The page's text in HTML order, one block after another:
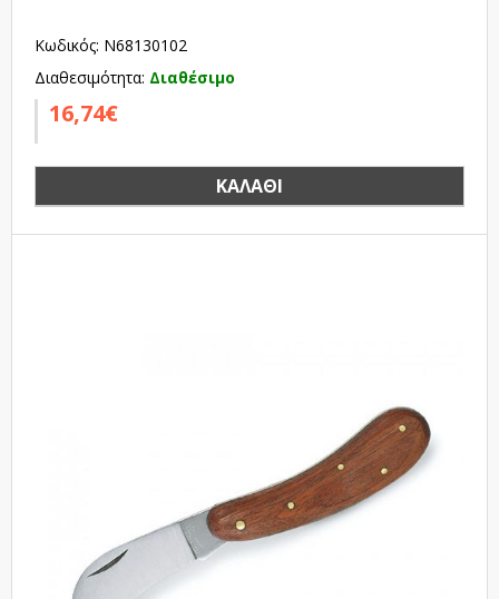
Κωδικός: N68130102
Διαθεσιμότητα: Διαθέσιμο
16,74€
ΚΑΛΆΘΙ